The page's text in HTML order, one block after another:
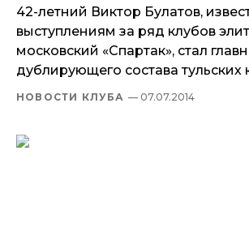
42-летний Виктор Булатов,
выступлениям за ряд клубов
московский «Спартак», стал
дублирующего состава тульских
НОВОСТИ КЛУБА — 07.07.2014